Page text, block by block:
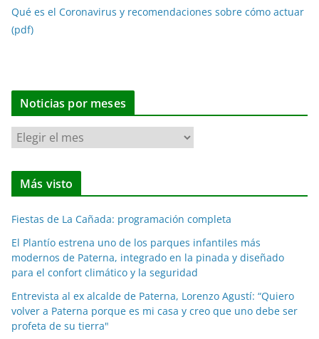
Qué es el Coronavirus y recomendaciones sobre cómo actuar
(pdf)
Noticias por meses
N
o
t
i
a
s
p
o
r
m
Más visto
Fiestas de La Cañada: programación completa
El Plantío estrena uno de los parques infantiles más
modernos de Paterna, integrado en la pinada y diseñado
para el confort climático y la seguridad
Entrevista al ex alcalde de Paterna, Lorenzo Agustí: “Quiero
volver a Paterna porque es mi casa y creo que uno debe ser
profeta de su tierra"